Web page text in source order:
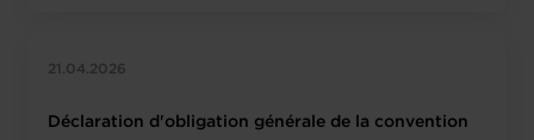
21.04.2026
Déclaration d'obligation générale de la convention